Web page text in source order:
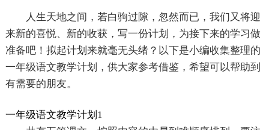
人生天地之间，若白驹过隙，忽然而已，我们又将迎
来新的喜悦、新的收获，写一份计划，为接下来的学习做
准备吧！拟起计划来就毫无头绪？以下是小编收集整理的
一年级语文教学计划，供大家参考借鉴，希望可以帮助到
有需要的朋友。
一年级语文教学计划1